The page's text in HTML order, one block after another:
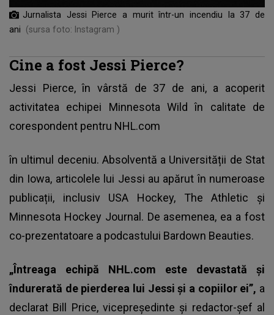
Jurnalista Jessi Pierce a murit într-un incendiu la 37 de
ani
(sursa foto: Instagram )
Cine a fost Jessi Pierce?
Jessi Pierce, în vârstă de 37 de ani, a acoperit
activitatea echipei Minnesota Wild în calitate de
corespondent pentru NHL.com
în ultimul deceniu. Absolventă a Universității de Stat
din Iowa, articolele lui Jessi au apărut în numeroase
publicații, inclusiv USA Hockey, The Athletic și
Minnesota Hockey Journal. De asemenea, ea a fost
co-prezentatoare a podcastului Bardown Beauties.
„Întreaga echipă NHL.com este devastată și
îndurerată de pierderea lui Jessi și a copiilor ei”, a
declarat Bill Price, vicepreședinte și redactor-șef al